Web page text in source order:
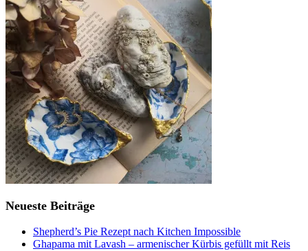
Neueste Beiträge
Shepherd’s Pie Rezept nach Kitchen Impossible
Ghapama mit Lavash – armenischer Kürbis gefüllt mit Reis